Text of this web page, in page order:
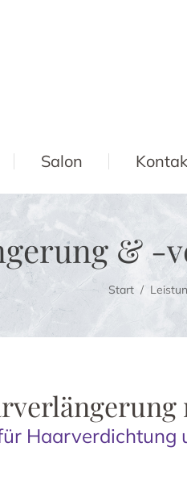
Salon
& -
Start
Haarverdichtung